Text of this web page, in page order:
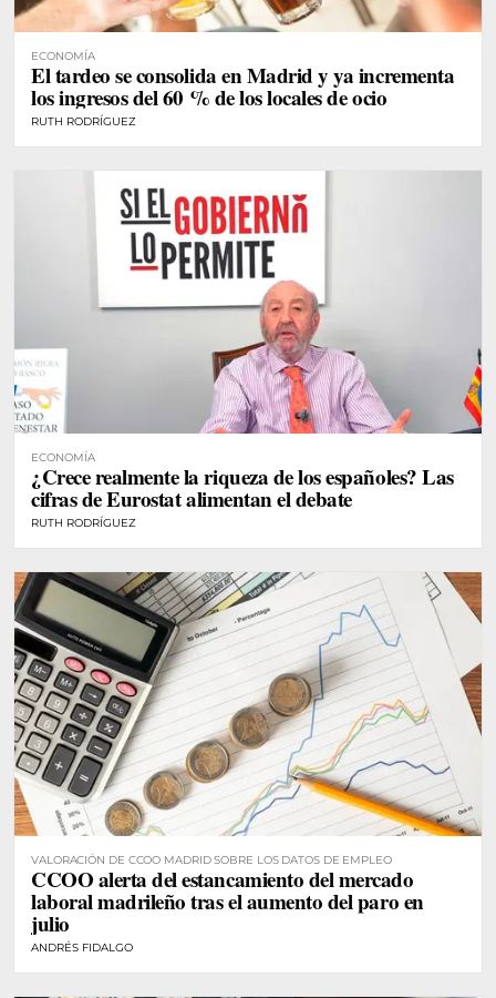
ECONOMÍA
El tardeo se consolida en Madrid y ya incrementa
los ingresos del 60 % de los locales de ocio
RUTH RODRÍGUEZ
ECONOMÍA
¿Crece realmente la riqueza de los españoles? Las
cifras de Eurostat alimentan el debate
RUTH RODRÍGUEZ
VALORACIÓN DE CCOO MADRID SOBRE LOS DATOS DE EMPLEO
CCOO alerta del estancamiento del mercado
laboral madrileño tras el aumento del paro en
julio
ANDRÉS FIDALGO